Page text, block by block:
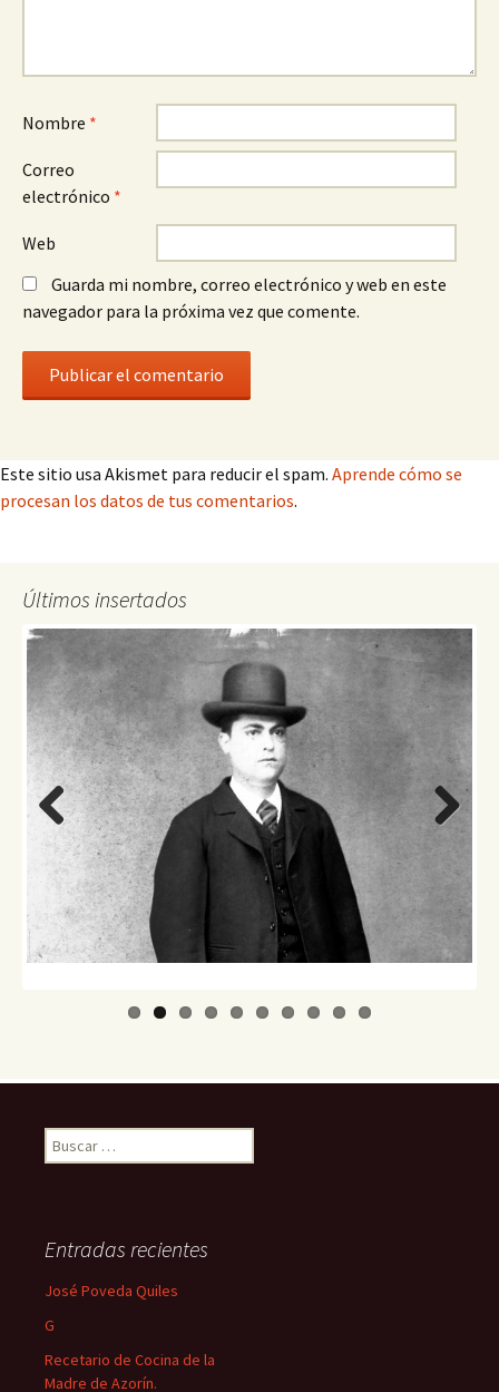
Nombre *
Correo
electrónico *
Web
Guarda mi nombre, correo electrónico y web en este
navegador para la próxima vez que comente.
Este sitio usa Akismet para reducir el spam. Aprende cómo se
procesan los datos de tus comentarios.
Últimos insertados
Previo
us
Next
Buscar:
Entradas recientes
José Poveda Quiles
G
Recetario de Cocina de la
Madre de Azorín.